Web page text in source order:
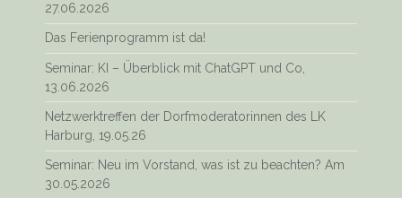
27.06.2026
Das Ferienprogramm ist da!
Seminar: KI – Überblick mit ChatGPT und Co,
13.06.2026
Netzwerktreffen der Dorfmoderatorinnen des LK
Harburg, 19.05.26
Seminar: Neu im Vorstand, was ist zu beachten? Am
30.05.2026